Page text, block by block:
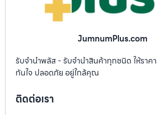
JumnumPlus.com
รับจำนำพลัส - รับจำนำสินค้าทุกชนิด ให้ราค
ทันใจ ปลอดภัย อยู่ใกล้คุณ
ติดต่อเรา